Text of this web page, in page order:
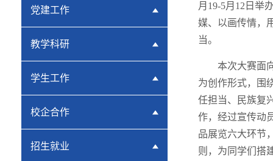
党建工作
教学科研
学生工作
校企合作
招生就业
月19-5月12日举
媒、以画传情，
当。
本次大赛面
为创作形式，围
任担当、民族复
作，经过宣传动
品展览六大环节
则，为同学们搭